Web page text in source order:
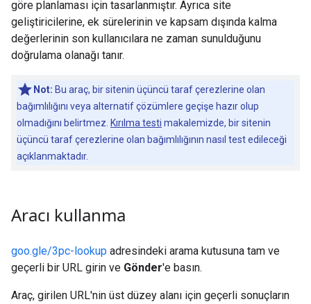
göre planlaması için tasarlanmıştır. Ayrıca site
geliştiricilerine, ek sürelerinin ve kapsam dışında kalma
değerlerinin son kullanıcılara ne zaman sunulduğunu
doğrulama olanağı tanır.
Not: Bu araç, bir sitenin üçüncü taraf çerezlerine olan
bağımlılığını veya alternatif çözümlere geçişe hazır olup
olmadığını belirtmez. Kırılma testi makalemizde, bir sitenin
üçüncü taraf çerezlerine olan bağımlılığının nasıl test edileceği
açıklanmaktadır.
Aracı kullanma
goo.gle/3pc-lookup adresindeki arama kutusuna tam ve
geçerli bir URL girin ve Gönder'e basın.
Araç, girilen URL'nin üst düzey alanı için geçerli sonuçların